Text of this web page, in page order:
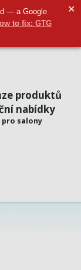
— a Google
to fix: GTG
✕
produktů
nabídky
pro salony